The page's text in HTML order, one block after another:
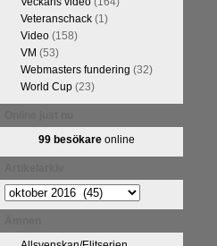
Veteranschack(1)
Video(158)
VM (53)
Webmasters fundering (32)
World Cup(23)
99 besökareonline
Artikelarkiv